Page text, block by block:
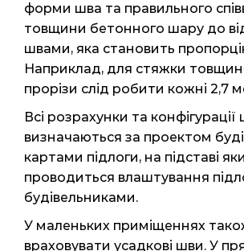
форми шва та правильного
товщини бетонного шару до
швами, яка становить
Наприклад, для стяжки
прорізи слід робити кожні 2,7
Всі розрахунки та конфігурації
визначаються за проектом
картами підлоги, на підставі
проводиться влаштування
будівельниками.
У маленьких приміщеннях
враховувати усадкові шви. У